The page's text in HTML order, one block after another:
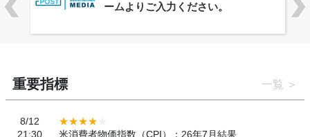
「WebX2026」とのコラボレーショ
重要指標 一覧
8/12
21:30
米消費者物価指数（CPI）：26年7月結果